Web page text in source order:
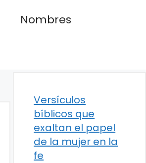
Nombres
Versículos
bíblicos que
exaltan el papel
de la mujer en la
fe